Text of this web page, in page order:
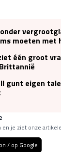
moeten met
één groot
gunt eigen
en je ziet onze
/ op Google